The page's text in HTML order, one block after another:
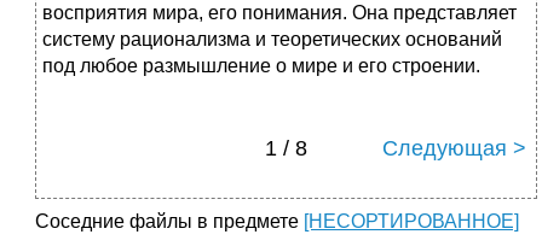
восприятия мира, его понимания. Она представляет
систему рационализма и теоретических оснований
под любое размышление о мире и его строении.
1 / 8 Следующая >
Соседние файлы в предмете [НЕСОРТИРОВАННОЕ]